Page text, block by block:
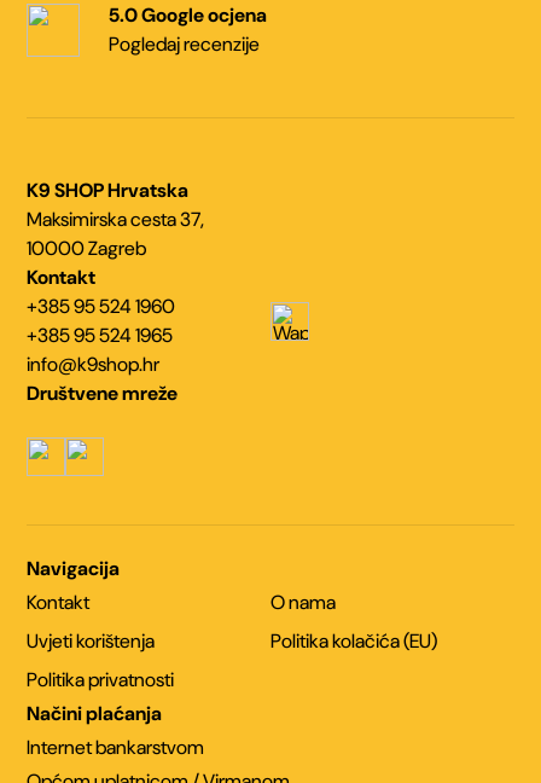
5.0 Google ocjena
Pogledaj recenzije
K9 SHOP Hrvatska
Maksimirska cesta 37,
10000 Zagreb
Kontakt
+385 95 524 1960
+385 95 524 1965
info@k9shop.hr
Navigacija
Kontakt
O nama
Uvjeti korištenja
Politika kolačića (EU)
Politika privatnosti
Načini plaćanja
Internet bankarstvom
Društvene mreže